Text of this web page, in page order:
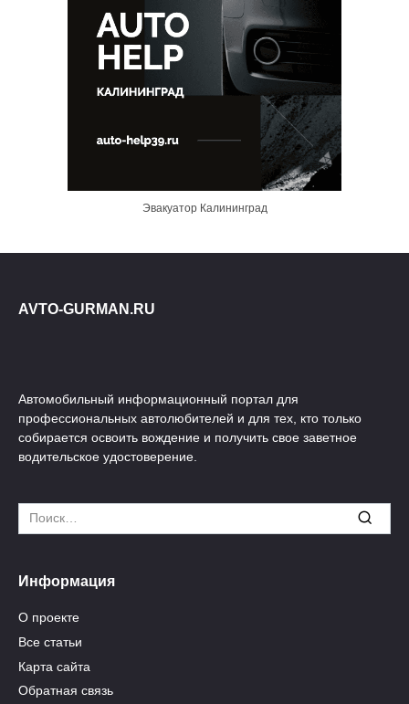
Эвакуатор Калининград
AVTO-GURMAN.RU
Автомобильный информационный портал для
профессиональных автолюбителей и для тех, кто только
собирается освоить вождение и получить свое заветное
водительское удостоверение.
Search
for:
Информация
О проекте
Все статьи
Карта сайта
Обратная связь